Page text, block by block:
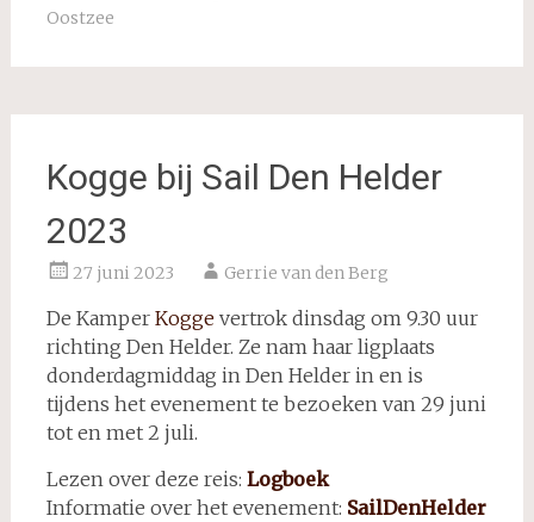
Oostzee
Kogge bij Sail Den Helder
2023
27 juni 2023 Gerrie van den Berg
De Kamper Koggevertrok dinsdag om 9.30 uur
richting Den Helder. Ze nam haar ligplaats
donderdagmiddag in Den Helder in en is
tijdens het evenement te bezoeken van 29 juni
tot en met 2 juli.
Lezen over deze reis: Logboek
Informatie over het evenement: SailDenHelder